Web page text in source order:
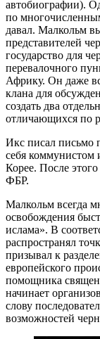
автобиографии).
по
давал. Малкольм
представителей
государство для
перевалочного
Африку. Он даже
клана для
создать два
отличающихся по
Икс писал письмо
себя коммунистом
Корее. После
ФБР.
Малкольм всегда
освобождения
ислама». В
распространял
призывал к
европейского
помощника
начинает
слову
возможностей